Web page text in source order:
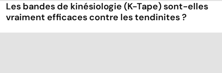
Les bandes de kinésiologie (K-Tape) sont-elles
vraiment efficaces contre les tendinites ?